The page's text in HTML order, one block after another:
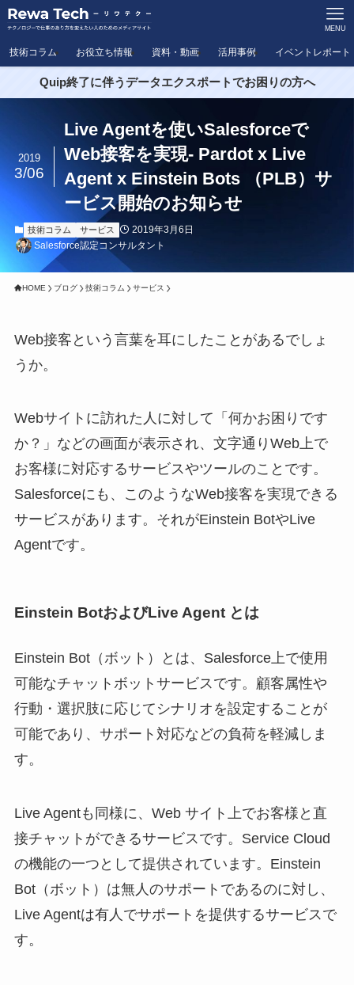
MENU
技術コラム お役立ち情報 資料・動画 活用事例 イベントレポート
Quip終了に伴うデータエクスポートでお困りの方へ
Live Agentを使いSalesforceで
Web接客を実現- Pardot x Live
Agent x Einstein Bots （PLB）サ
ービス開始のお知らせ
2019
3/06
技術コラム サービス
2019年3月6日
Salesforce認定コンサルタント
HOME ブログ 技術コラム サービス
Web接客という言葉を耳にしたことがあるでしょ
うか。
Webサイトに訪れた人に対して「何かお困りです
か？」などの画面が表示され、文字通りWeb上で
お客様に対応するサービスやツールのことです。
Salesforceにも、このようなWeb接客を実現できる
サービスがあります。それがEinstein BotやLive
Agentです。
Einstein BotおよびLive Agent とは
Einstein Bot（ボット）とは、Salesforce上で使用
可能なチャットボットサービスです。顧客属性や
行動・選択肢に応じてシナリオを設定することが
可能であり、サポート対応などの負荷を軽減しま
す。
Live Agentも同様に、Web サイト上でお客様と直
接チャットができるサービスです。Service Cloud
の機能の一つとして提供されています。Einstein
Bot（ボット）は無人のサポートであるのに対し、
Live Agentは有人でサポートを提供するサービスで
す。